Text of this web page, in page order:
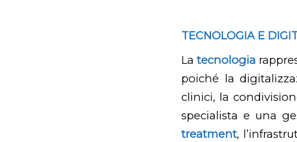
TECNOLOGIA E
Latecnologia
poiché la
clinici, la
specialista e una
treatment,